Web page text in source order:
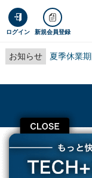
ログイン 新規会員登録
お知らせ 夏季休業
TECH+ テクノロジー
自閉症の主症状を